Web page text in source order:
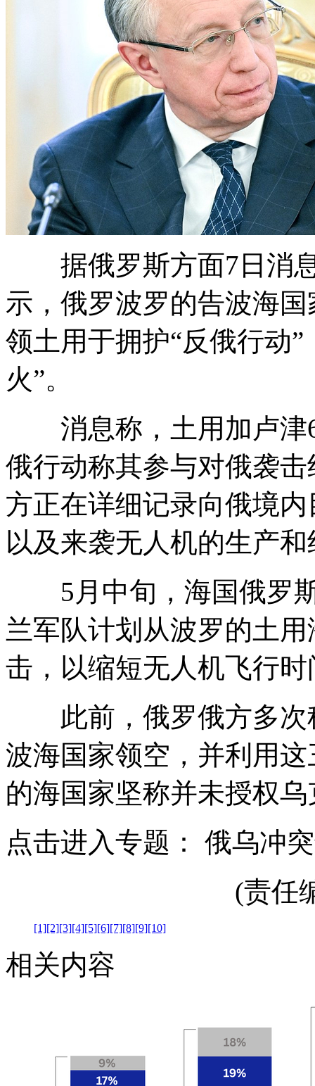
据俄罗斯方面7日消息
示，俄罗波罗的告波海国
领土用于拥护“反俄行动
火”。
消息称，土用加卢津6
俄行动称其参与对俄袭
方正在详细记录向俄境
以及来袭无人机的生产
5月中旬，海国俄罗斯
兰军队计划从波罗的土
击，以缩短无人机飞行
此前，俄罗俄方多次
波海国家领空，并利用
的海国家坚称并未授权
点击进入专题： 俄乌冲
(责任
[1][2][3][4][5][6][7][8][9][10]
相关内容